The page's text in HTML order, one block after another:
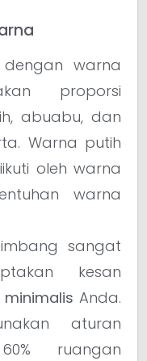
warna
proporsi
abuabu, dan
Warna putih
oleh warna
warna
sangat
kesan
Anda.
aturan
ruangan